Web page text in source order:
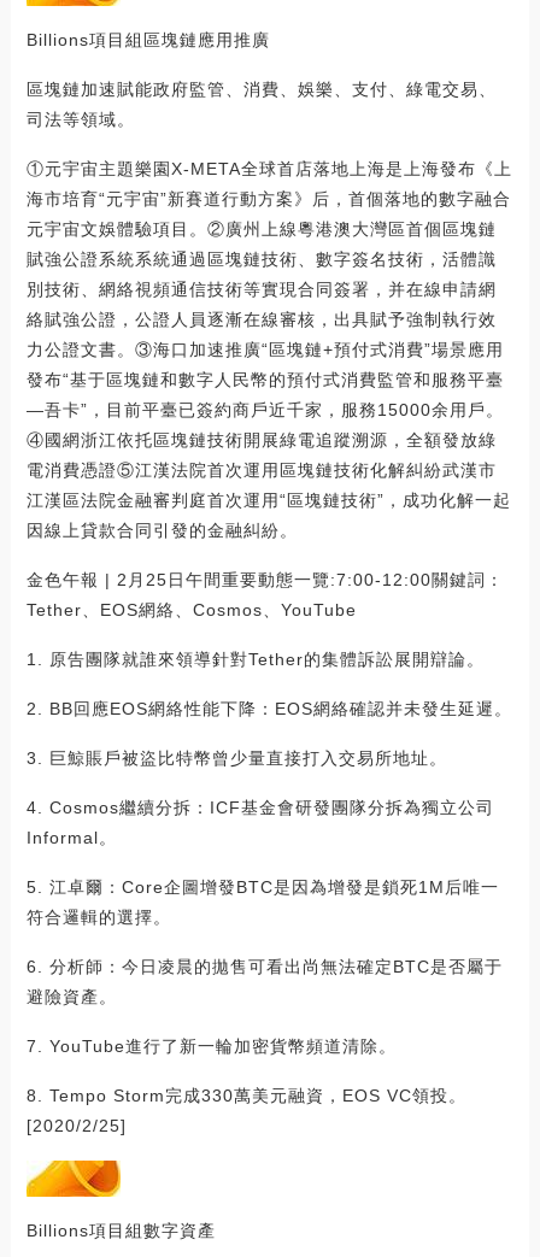
Billions項目組區塊鏈應用推廣
區塊鏈加速賦能政府監管、消費、娛樂、支付、綠電交易、
司法等領域。
①元宇宙主題樂園X-META全球首店落地上海是上海發布《上
海市培育“元宇宙”新賽道行動方案》后，首個落地的數字融合
元宇宙文娛體驗項目。②廣州上線粵港澳大灣區首個區塊鏈
賦強公證系統系統通過區塊鏈技術、數字簽名技術，活體識
別技術、網絡視頻通信技術等實現合同簽署，并在線申請網
絡賦強公證，公證人員逐漸在線審核，出具賦予強制執行效
力公證文書。③海口加速推廣“區塊鏈+預付式消費”場景應用
發布“基于區塊鏈和數字人民幣的預付式消費監管和服務平臺
—吾卡”，目前平臺已簽約商戶近千家，服務15000余用戶。
④國網浙江依托區塊鏈技術開展綠電追蹤溯源，全額發放綠
電消費憑證⑤江漢法院首次運用區塊鏈技術化解糾紛武漢市
江漢區法院金融審判庭首次運用“區塊鏈技術”，成功化解一起
因線上貸款合同引發的金融糾紛。
金色午報 | 2月25日午間重要動態一覽:7:00-12:00關鍵詞：
Tether、EOS網絡、Cosmos、YouTube
1. 原告團隊就誰來領導針對Tether的集體訴訟展開辯論。
2. BB回應EOS網絡性能下降：EOS網絡確認并未發生延遲。
3. 巨鯨賬戶被盜比特幣曾少量直接打入交易所地址。
4. Cosmos繼續分拆：ICF基金會研發團隊分拆為獨立公司
Informal。
5. 江卓爾：Core企圖增發BTC是因為增發是鎖死1M后唯一
符合邏輯的選擇。
6. 分析師：今日凌晨的拋售可看出尚無法確定BTC是否屬于
避險資產。
7. YouTube進行了新一輪加密貨幣頻道清除。
8. Tempo Storm完成330萬美元融資，EOS VC領投。
[2020/2/25]
Billions項目組數字資產